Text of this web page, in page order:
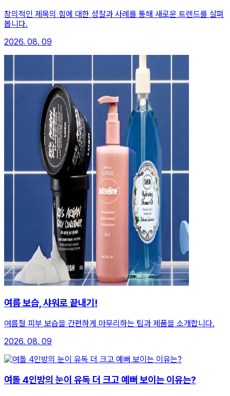
창의적인 제목의 힘에 대한 성찰과 사례를 통해 새로운 트렌드를 살펴
봅니다.
2026. 08. 09
여름 보습, 샤워로 끝내기!
여름철 피부 보습을 간편하게 마무리하는 팁과 제품을 소개합니다.
2026. 08. 09
여돌 4인방의 눈이 유독 더 크고 예뻐 보이는 이유는?